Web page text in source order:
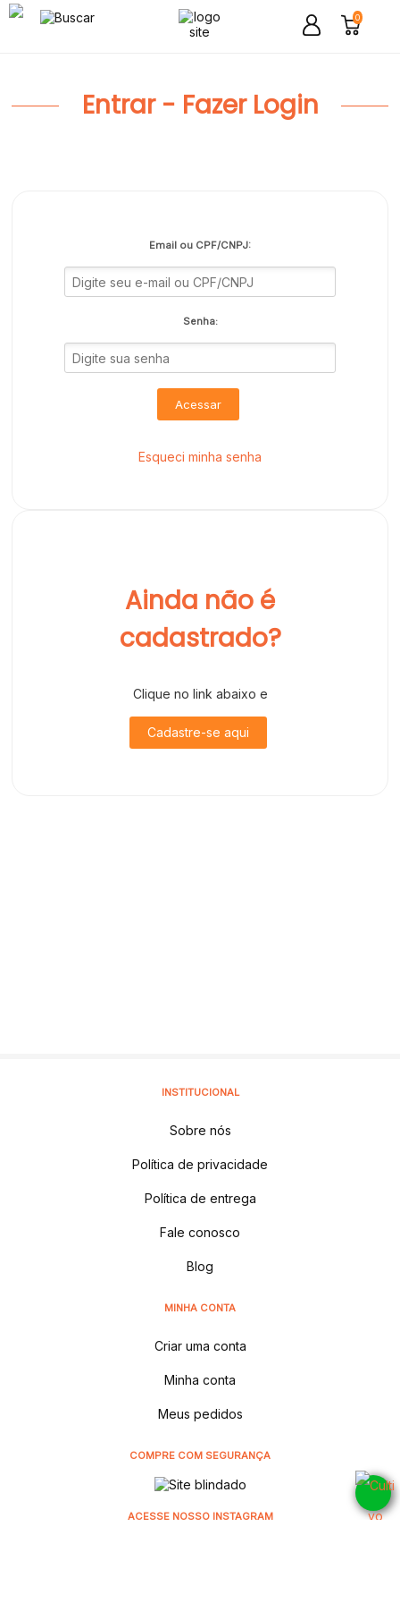
0
Entrar - Fazer Login
Email ou CPF/CNPJ:
Senha:
Acessar
Esqueci minha senha
Ainda não é
cadastrado?
Clique no link abaixo e
Cadastre-se aqui
INSTITUCIONAL
Sobre nós
Política de privacidade
Política de entrega
Fale conosco
Blog
MINHA CONTA
Criar uma conta
Minha conta
Meus pedidos
COMPRE COM SEGURANÇA
ACESSE NOSSO INSTAGRAM